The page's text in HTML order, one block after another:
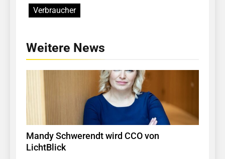
Verbraucher
Weitere News
Mandy Schwerendt wird CCO von
LichtBlick